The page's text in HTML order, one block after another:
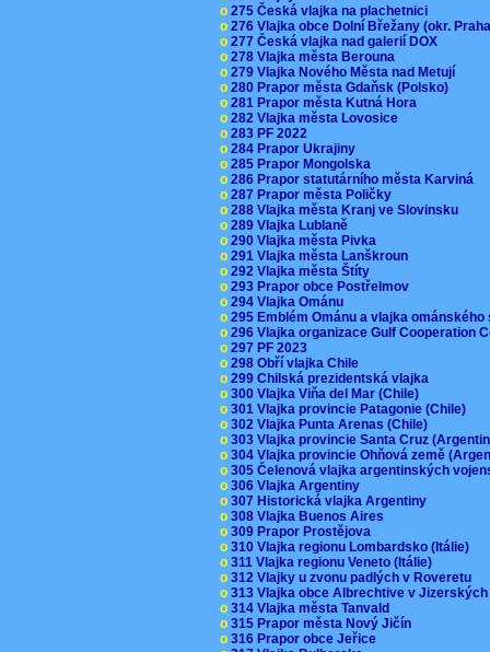
o 275 Česká vlajka na plachetnici
o 276 Vlajka obce Dolní Břežany (okr.
o 277 Česká vlajka nad galerií DOX
o 278 Vlajka města Berouna
o 279 Vlajka Nového Města nad Metují
o 280 Prapor města Gdaňsk (Polsko)
o 281 Prapor města Kutná Hora
o 282 Vlajka města Lovosice
o 283 PF 2022
o 284 Prapor Ukrajiny
o 285 Prapor Mongolska
o 286 Prapor statutárního města Karviná
o 287 Prapor města Poličky
o 288 Vlajka města Kranj ve Slovinsku
o 289 Vlajka Lublaně
o 290 Vlajka města Pivka
o 291 Vlajka města Lanškroun
o 292 Vlajka města Štíty
o 293 Prapor obce Postřelmov
o 294 Vlajka Ománu
o 295 Emblém Ománu a vlajka
o 296 Vlajka organizace Gulf Cooperation
o 297 PF 2023
o 298 Obří vlajka Chile
o 299 Chilská prezidentská vlajka
o 300 Vlajka Viňa del Mar (Chile)
o 301 Vlajka provincie Patagonie (Chile)
o 302 Vlajka Punta Arenas (Chile)
o 303 Vlajka provincie Santa Cruz
o 304 Vlajka provincie Ohňová země
o 305 Čelenová vlajka argentinských
o 306 Vlajka Argentiny
o 307 Historická vlajka Argentiny
o 308 Vlajka Buenos Aires
o 309 Prapor Prostějova
o 310 Vlajka regionu Lombardsko (Itálie)
o 311 Vlajka regionu Veneto (Itálie)
o 312 Vlajky u zvonu padlých v Roveretu
o 313 Vlajka obce Albrechtive v
o 314 Vlajka města Tanvald
o 315 Prapor města Nový Jičín
o 316 Prapor obce Jeřice